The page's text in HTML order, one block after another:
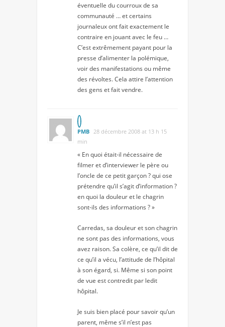
éventuelle du courroux de sa
communauté … et certains
journaleux ont fait exactement le
contraire en jouant avec le feu …
C’est extrêmement payant pour la
presse d’alimenter la polémique,
voir des manifestations ou même
des révoltes. Cela attire l’attention
des gens et fait vendre.
PMB 28 décembre 2008 at 13 h 15
min
« En quoi était-il nécessaire de
filmer et d’interviewer le père ou
l’oncle de ce petit garçon ? qui ose
prétendre qu’il s’agit d’information ?
en quoi la douleur et le chagrin
sont-ils des informations ? »
Carredas, sa douleur et son chagrin
ne sont pas des informations, vous
avez raison. Sa colère, ce qu’il dit de
ce qu’il a vécu, l’attitude de l’hôpital
à son égard, si. Même si son point
de vue est contredit par ledit
hôpital.
Je suis bien placé pour savoir qu’un
parent, même s’il n’est pas